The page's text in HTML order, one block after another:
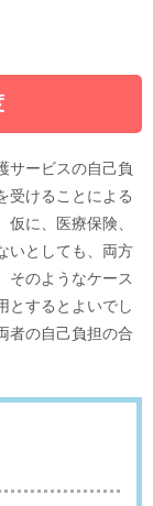
サービスの自己負
受けることによる
に、医療保険、
いとしても、両方
そのようなケース
とするとよいでし
者の自己負担の合